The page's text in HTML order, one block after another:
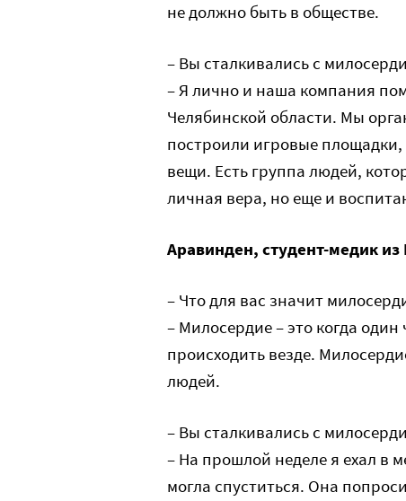
не должно быть в обществе.
– Вы сталкивались с
– Я лично и наша компания
Челябинской области. Мы
построили игровые
вещи. Есть группа людей,
личная вера, но еще и
Аравинден, студент-медик
– Что для вас значит
– Милосердие – это когда
происходить везде.
людей.
– Вы сталкивались с
– На прошлой неделе я ехал в
могла спуститься. Она